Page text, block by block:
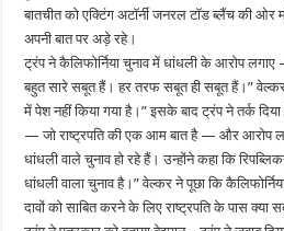
बातचीत को एक्टिंग अटॉर्नी जनरल टॉड ब्लैंच की ओर
अपनी बात पर अड़े रहे।
ट्रंप ने कैलिफोर्निया चुनाव में धांधली के आरोप लगाए
बहुत सारे सबूत हैं। हर तरफ सबूत ही सबूत हैं।”
में पेश नहीं किया गया है।” इसके बाद ट्रंप ने तर्क
— जो राष्ट्रपति की एक आम बात है — और आरोप
धांधली वाले चुनाव हो रहे हैं। उन्होंने कहा कि
धांधली वाला चुनाव है।” वेल्कर ने पूछा कि
दावों को साबित करने के लिए राष्ट्रपति के पास क्या